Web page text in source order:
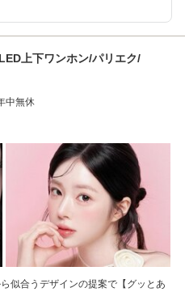
上下ワンホン/パリエク/
中無休
似合うデザインの提案で【グッとあ